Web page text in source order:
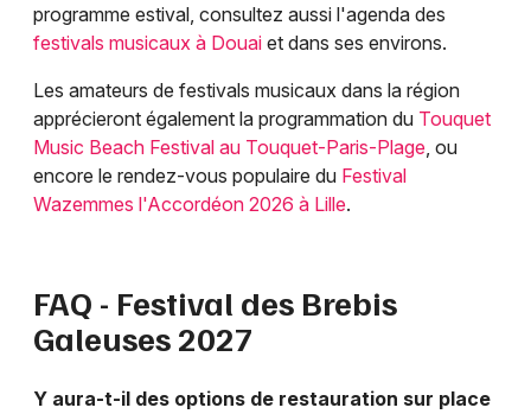
programme estival, consultez aussi l'agenda des
festivals musicaux à Douai et dans ses environs.
Les amateurs de festivals musicaux dans la région
apprécieront également la programmation du Touquet
Music Beach Festival au Touquet-Paris-Plage, ou
encore le rendez-vous populaire du Festival
Wazemmes l'Accordéon 2026 à Lille.
FAQ - Festival des Brebis
Galeuses 2027
Y aura-t-il des options de restauration sur place